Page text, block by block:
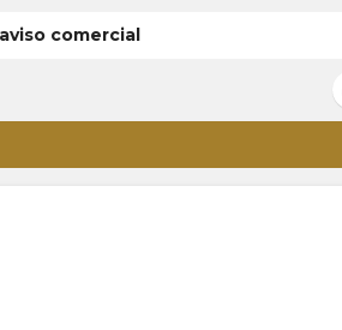
comercial